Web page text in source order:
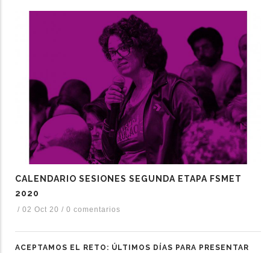
CALENDARIO SESIONES SEGUNDA ETAPA FSMET
2020
/ 02 Oct 20 / 0 comentarios
ACEPTAMOS EL RETO: ÚLTIMOS DÍAS PARA PRESENTAR